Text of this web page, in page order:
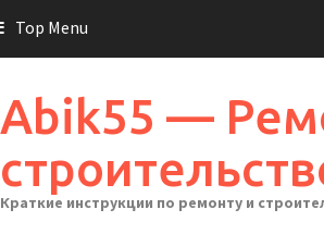
Top Menu
Abik55 —
Краткие инструкции по ремонту и